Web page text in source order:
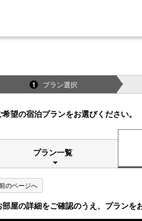
1 プラン選択
希望の宿泊プランをお選びください。
プラン一覧
のページへ
部屋の詳細をご確認のうえ、プランを